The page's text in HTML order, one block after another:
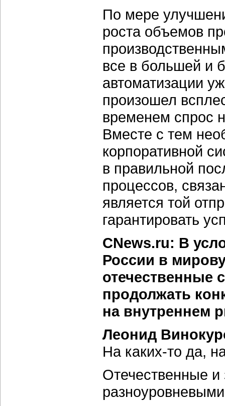
По мере
роста объемов
все в большей и
автоматизации
произошел
временем спрос
Вместе с тем
корпоративной
в правильной
процессов,
является той
гарантировать
CNews.ru: В
России в
отечественные
продолжать
на внутреннем
Леонид
На каких-то да,
Отечественные